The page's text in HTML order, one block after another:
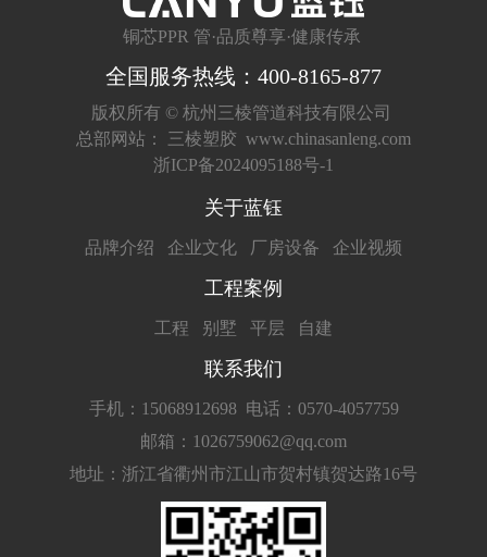
铜芯PPR 管·品质尊享·健康传承
全国服务热线：400-8165-877
版权所有 © 杭州三棱管道科技有限公司
总部网站： 三棱塑胶 www.chinasanleng.com
浙ICP备2024095188号-1
关于蓝钰
品牌介绍 企业文化 厂房设备 企业视频
工程案例
工程 别墅 平层 自建
联系我们
手机：15068912698 电话：0570-4057759
邮箱：1026759062@qq.com
地址：浙江省衢州市江山市贺村镇贺达路16号